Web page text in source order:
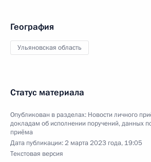
География
Ульяновская область
Статус материала
Опубликован в разделах: Новости личного
докладам об исполнении поручений, данных
приёма
Дата публикации:2 марта 2023 года, 19:05
Текстовая версия